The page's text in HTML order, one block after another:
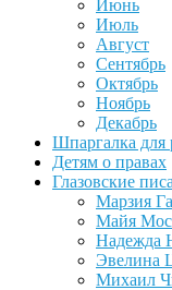
Июнь
Июль
Август
Сентябрь
Октябрь
Ноябрь
Декабрь
Шпаргалка для
Детям о правах
Глазовские
Марзия
Майя
Надежда
Эвелина
Михаил